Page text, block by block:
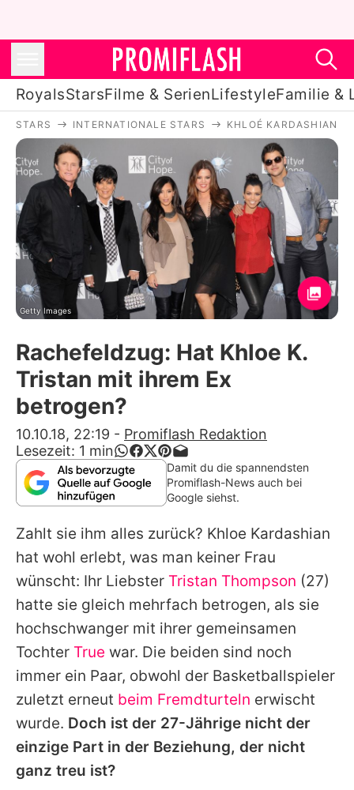
RoyalsStarsFilme & SerienLifestyleFamilie &
Royals
Stars
Filme & Serien
Lifestyle
Familie & Liebe
Promiflash Exklusiv
Alle Themen auf Promiflash
App runterladen
Team
Redaktionelle Richtlinien
Impressum
Datenschutzerklärung
Nutzungsbedingungen
Utiq verwalten
STARS INTERNATIONALE STARS KHLOÉ KARDASHIAN
Getty Images
Rachefeldzug: Hat Khloe K.
Tristan mit ihrem Ex
betrogen?
10.10.18, 22:19 - Promiflash Redaktion
Lesezeit: 1 min
Damit du die spannendsten
Promiflash-News auch bei
Google siehst.
Zahlt sie ihm alles zurück? Khloe Kardashian
hat wohl erlebt, was man keiner Frau
wünscht: Ihr Liebster Tristan Thompson (27)
hatte sie gleich mehrfach betrogen, als sie
hochschwanger mit ihrer gemeinsamen
Tochter True war. Die beiden sind noch
immer ein Paar, obwohl der Basketballspieler
zuletzt erneut beim Fremdturteln erwischt
wurde. Doch ist der 27-Jährige nicht der
einzige Part in der Beziehung, der nicht
ganz treu ist?